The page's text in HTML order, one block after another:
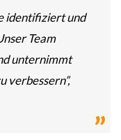
identifiziert und
Team
unternimmt
verbessern”,